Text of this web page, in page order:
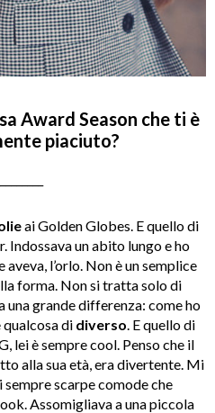
Award Season che ti è
piaciuto?
ai Golden Globes. E quello di
Indossava un abito lungo e ho
l’orlo. Non è un semplice
forma. Non si tratta solo di
grande differenza: come ho
di diverso . E quello di
lei è sempre cool. Penso che il
alla sua età, era divertente. Mi
scarpe comode che
Assomigliava a una piccola